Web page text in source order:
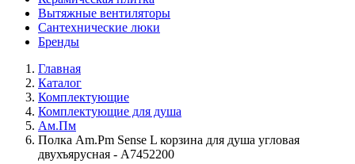
Вытяжные вентиляторы
Сантехнические люки
Бренды
Главная
Каталог
Комплектующие
Комплектующие для душа
Ам.Пм
Полка Am.Pm Sense L корзина для душа угловая
двухъярусная - A7452200